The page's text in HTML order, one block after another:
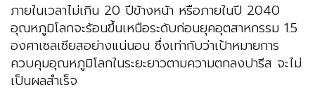
ภายในเวลาไม่เกิน 20 ปีข้างหน้า หรือภายในปี 2040
อุณหภูมิโลกจะร้อนขึ้นเหนือระดับก่อนยุคอุตสาหกรรม 1.5
องศาเซลเซียสอย่างแน่นอน ซึ่งเท่ากับว่าเป้าหมายการ
ควบคุมอุณหภูมิโลกในระยะยาวตามความตกลงปารีส จะไม่
เป็นผลสำเร็จ